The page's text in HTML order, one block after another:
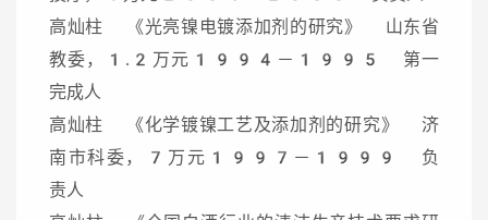
高灿柱 《光亮镍电镀添加剂的研究》 山东省
教委，1.2万元1994－1995 第一
完成人
高灿柱 《化学镀镍工艺及添加剂的研究》 济
南市科委，7万元1997－1999 负
责人